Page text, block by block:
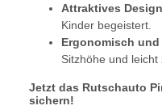
Attraktives
Kinder begeistert.
Ergonomisch
Sitzhöhe und leicht
Jetzt das Rutschauto
sichern!